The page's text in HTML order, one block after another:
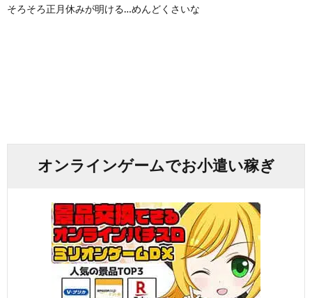
そろそろ正月休みが明ける…めんどくさいな
オンラインゲームでお小遣い稼ぎ